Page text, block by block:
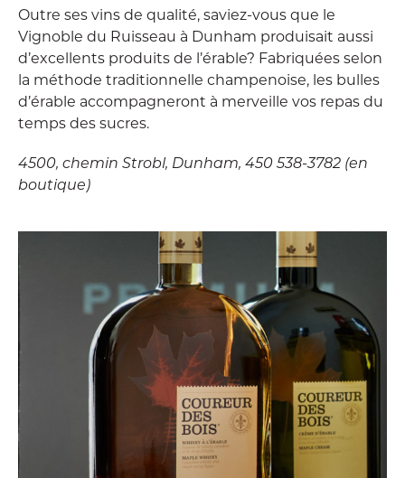
Outre ses vins de qualité, saviez-vous que le
Vignoble du Ruisseau à Dunham produisait aussi
d’excellents produits de l’érable? Fabriquées selon
la méthode traditionnelle champenoise, les bulles
d’érable accompagneront à merveille vos repas du
temps des sucres.
4500, chemin Strobl, Dunham, 450 538-3782 (en
boutique)